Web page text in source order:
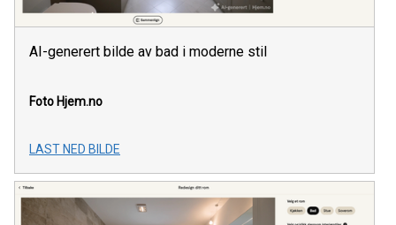
AI-generert bilde av bad i moderne stil
Foto Hjem.no
LAST NED BILDE